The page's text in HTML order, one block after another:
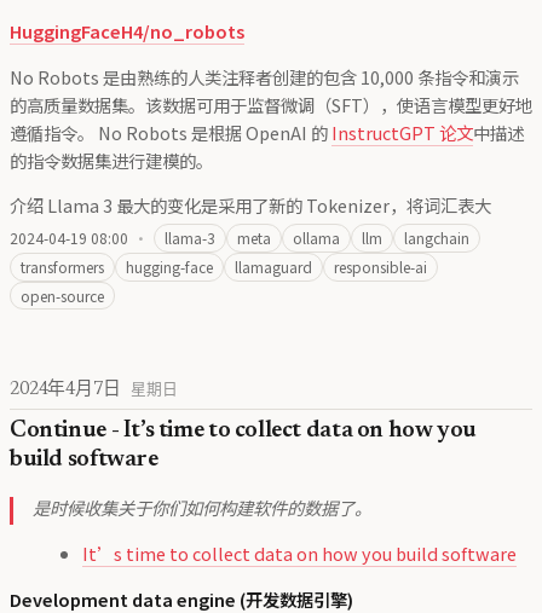
HuggingFaceH4/no_robots
No Robots 是由熟练的人类注释者创建的包含 10,000 条指令和演示
的高质量数据集。该数据可用于监督微调（SFT），使语言模型更好地
遵循指令。 No Robots 是根据 OpenAI 的InstructGPT 论文中描述
的指令数据集进行建模的。
介绍 Llama 3 最大的变化是采用了新的 Tokenizer，将词汇表大
2024-04-19 08:00 · llama-3 meta ollama llm
langchain
transformers
hugging-face llamaguard
responsible-ai
open-source
2024年4月7日 星期日
Continue - It’s time to collect data on how you
build software
是时候收集关于你们如何构建软件的数据了。
It’s time to collect data on how you build software
Development data engine (开发数据引擎)